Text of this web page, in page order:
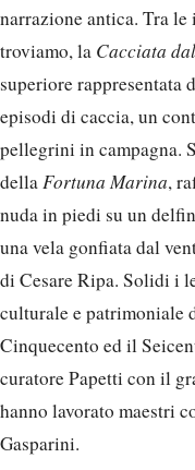
narrazione antica. Tra
troviamo, la Cacciata
superiore rappresentata
episodi di caccia, un
pellegrini in campagna.
dellaFortuna Marina,
nuda in piedi su un
una vela gonfiata dal
di Cesare Ripa. Solidi i
culturale e patrimoniale
Cinquecento ed il
curatore Papetti con il
hanno lavorato maestri
Gasparini.